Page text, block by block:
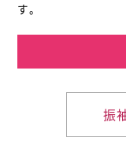
す。
振